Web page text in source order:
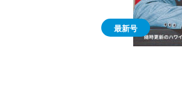
最新号